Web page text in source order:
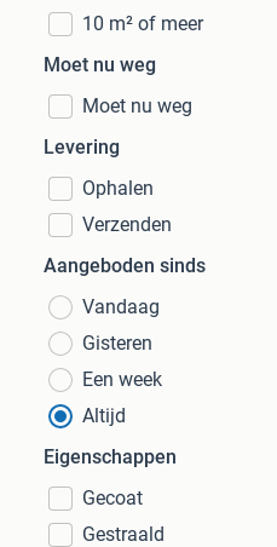
10 m² of meer
Moet nu weg
Moet nu weg
Levering
Ophalen
Verzenden
Aangeboden sinds
Vandaag
Gisteren
Een week
Altijd
Eigenschappen
Gecoat
Gestraald